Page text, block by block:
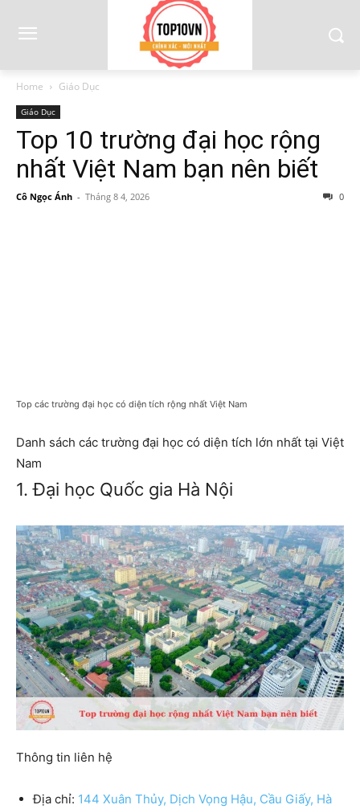
Home Giáo Dục
Giáo Dục
Top 10 trường đại học rộng
nhất Việt Nam bạn nên biết
Cô Ngọc Ánh - Tháng 8 4, 2026 0
Top các trường đại học có diện tích rộng nhất Việt Nam
Danh sách các trường đại học có diện tích lớn nhất tại Việt
Nam
1. Đại học Quốc gia Hà Nội
Thông tin liên hệ
Địa chỉ: 144 Xuân Thủy, Dịch Vọng Hậu, Cầu Giấy, Hà